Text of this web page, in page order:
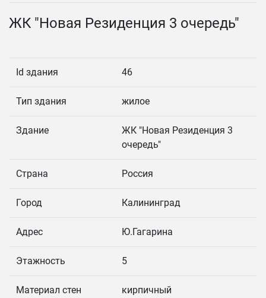
ЖК "Новая Резиденция 3 очередь"
Id здания 46
Тип здания жилое
Здание
ЖК "Новая Резиденция 3
очередь"
Страна Россия
Город Калининград
Адрес Ю.Гагарина
Этажность 5
Материал стен кирпичный